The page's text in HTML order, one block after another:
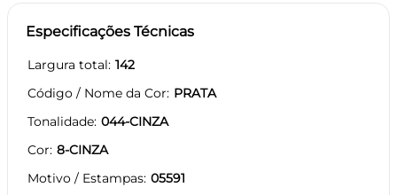
Especificações Técnicas
Largura total 142
Código / Nome da Cor PRATA
Tonalidade 044-CINZA
Cor 8-CINZA
Motivo / Estampas 05591